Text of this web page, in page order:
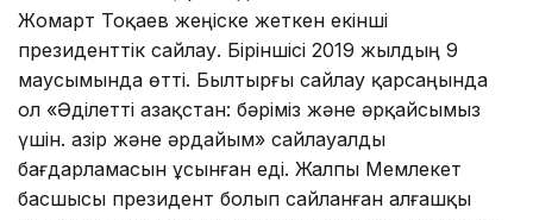
Жомарт Тоқаев жеңіске жеткен екінші
президенттік сайлау. Біріншісі 2019 жылдың 9
маусымында өтті. Былтырғы сайлау қарсаңында
ол «Әділетті Қазақстан: бәріміз және әрқайсымыз
үшін. Қазір және әрдайым» сайлауалды
бағдарламасын ұсынған еді. Жалпы Мемлекет
басшысы президент болып сайланған алғашқы